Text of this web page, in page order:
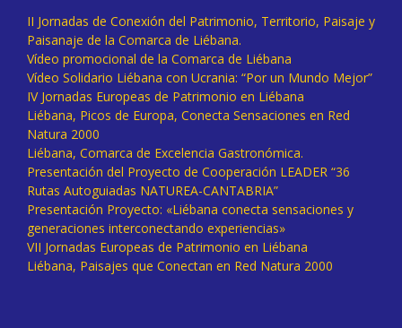
II Jornadas de Conexión del Patrimonio, Territorio, Paisaje y
Paisanaje de la Comarca de Liébana.
Vídeo promocional de la Comarca de Liébana
Vídeo Solidario Liébana con Ucrania: “Por un Mundo Mejor”
IV Jornadas Europeas de Patrimonio en Liébana
Liébana, Picos de Europa, Conecta Sensaciones en Red
Natura 2000
Liébana, Comarca de Excelencia Gastronómica.
Presentación del Proyecto de Cooperación LEADER “36
Rutas Autoguiadas NATUREA-CANTABRIA”
Presentación Proyecto: «Liébana conecta sensaciones y
generaciones interconectando experiencias»
VII Jornadas Europeas de Patrimonio en Liébana
Liébana, Paisajes que Conectan en Red Natura 2000